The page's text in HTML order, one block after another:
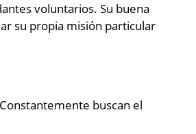
voluntarios. Su buena
su propia misión particular
buscan el